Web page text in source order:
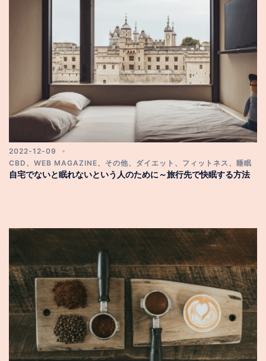
2022-12-09
CBD 、 WEB MAGAZINE、 その他、 ダイエット 、 フィットネス 、 睡眠
自宅でないと眠れないという人のために～旅行先で快眠する方法